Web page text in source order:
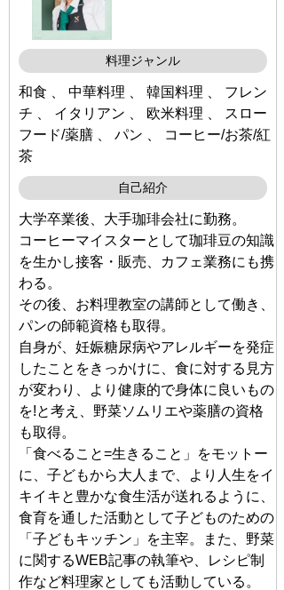
料理ジャンル
和食 、 中華料理 、 韓国料理 、 フレン
チ 、 イタリアン 、 欧米料理 、 スロー
フード/薬膳 、 パン 、 コーヒー/お茶/紅
茶
自己紹介
大学卒業後、大手珈琲会社に勤務。
コーヒーマイスターとして珈琲豆の知識
を生かし接客・販売、カフェ業務にも携
わる。
その後、お料理教室の講師として働き、
パンの師範資格も取得。
自身が、妊娠糖尿病やアレルギーを発症
したことをきっかけに、食に対する見方
が変わり、より健康的で身体に良いもの
を!と考え、野菜ソムリエや薬膳の資格
も取得。
「食べること=生きること」をモットー
に、子どもから大人まで、より人生をイ
キイキと豊かな食生活が送れるように、
食育を通した活動として子どものための
「子どもキッチン」を主宰。また、野菜
に関するWEB記事の執筆や、レシピ制
作など料理家としても活動している。